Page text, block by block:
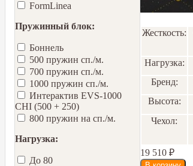
FormLinea
Пружинный блок:
Боннель
500 пружин сп./м.
700 пружин сп./м.
1000 пружин сп./м.
Интерактив EVS-1000
CHI (500 + 250)
800 пружин на сп./м.
Нагрузка:
До 80
Жесткость:
Нагрузка:
Бренд:
Высота:
Чехол:
19 510 ₽